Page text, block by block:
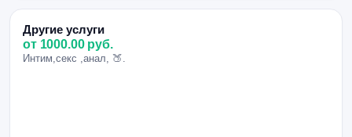
Другие услуги
от 1000.00 руб.
Интим,секс ,анал, 🍑.